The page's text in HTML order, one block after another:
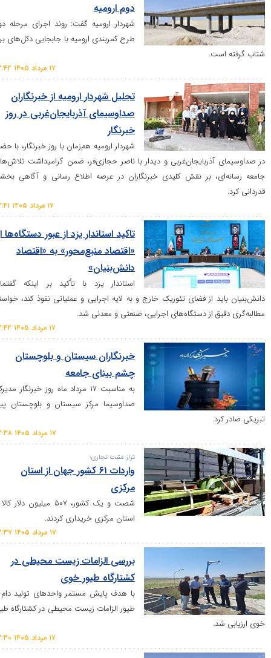
دوم ارومیه
شهردار ارومیه گفت: روند اجرای مرحله دوم
طرح کمربندی ارومیه با جابجایی دکل‌های برق
تجلیل شهردار ارومیه از خبرنگاران
صداوسیمای آذربایجان‌غربی در روز
خبرنگار
شهردار ارومیه هم‌زمان با روز خبرنگار، با حضور
و دیدار با ناصر حجازی‌فر، ضمن گرامیداشت تلاش‌های
بر نقش کلیدی خبرنگاران در عرصه اطلاع رسانی و آگاهی بخشی
تاکید استاندار یزد از عبور دستگاه‌ها از
«اقتصاد منبع‌محور» به «اقتصاد
دانش‌بنیان»
استاندار یزد با تأکید بر اینکه گفتمان
از فضای تئوریک خارج و به لایه اجرایی و عملیاتی نفوذ کند، خواستار
از دستگاه‌های اجرایی، صنعتی و معدنی شد.
خبرنگاران سیستان و بلوچستان
چشم بینای جامعه
به مناسبت ۱۷ مرداد ماه روز خبرنگار مدیرکل
صداوسیما مرکز سیستان و بلوچستان پیام
تراز مثبت تجاری؛
واردات ۶۱ کشور جهان از استان
مرکزی
شصت و یک کشور، ۵۰۷ میلیون دلار کالا از
استان مرکزی خریداری کردند.
بررسی الزامات زیست محیطی در
کشتارگاه طیور خوی
با هدف پایش مستمر واحدهای تولید دام و
طیور الزامات زیست محیطی در کشتارگاه طیور